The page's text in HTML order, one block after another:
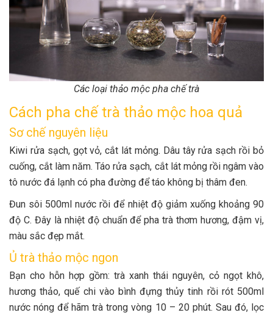
Các loại thảo mộc pha chế trà
Cách pha chế trà thảo mộc hoa quả
Sơ chế nguyên liệu
Kiwi rửa sạch, gọt vỏ, cắt lát mỏng. Dâu tây rửa sạch rồi bỏ
cuống, cắt làm năm. Táo rửa sạch, cắt lát mỏng rồi ngâm vào
tô nước đá lạnh có pha đường để táo không bị thâm đen.
Đun sôi 500ml nước rồi để nhiệt độ giảm xuống khoảng 90
độ C. Đây là nhiệt độ chuẩn để pha trà thơm hương, đậm vị,
màu sắc đẹp mắt.
Ủ trà thảo mộc ngon
Bạn cho hỗn hợp gồm: trà xanh thái nguyên, cỏ ngọt khô,
hương thảo, quế chi vào bình đựng thủy tinh rồi rót 500ml
nước nóng để hãm trà trong vòng 10 – 20 phút. Sau đó, lọc